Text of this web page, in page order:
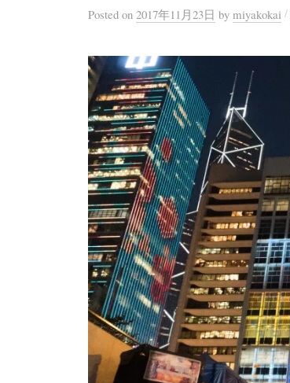
Posted on 2017年11月23日 by miyakokai /